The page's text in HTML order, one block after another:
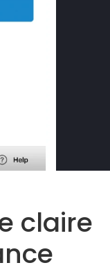
claire